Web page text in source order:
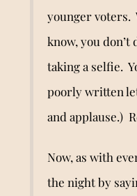
younger voters.
know, you
taking a selfie.
poorly written
and applause.)
Now, as with
the night by